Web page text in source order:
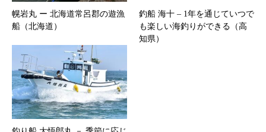
幌岩丸 ー 北海道常呂郡の遊漁
船（北海道）
釣船 海十 – 1年を通じていつで
も楽しい海釣りができる（高
知県）